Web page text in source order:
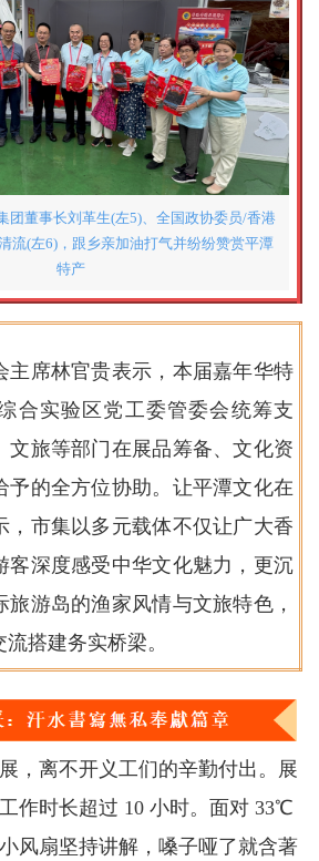
团董事长刘革生(左5)、全国政协委员/香港
流(左6)，跟乡亲加油打气并纷纷赞赏平潭
特产
主席林官贵表示，本届嘉年华特
合实验区党工委管委会统筹支
文旅等部门在展品筹备、文化资
予的全方位协助。让平潭文化在
，市集以多元载体不仅让广大香
客深度感受中华文化魅力，更沉
游岛的渔家风情与文旅特色，
搭建务实桥梁。
，离不开义工们的辛勤付出。展
作时长超过 10 小时。面对 33℃
风扇坚持讲解，嗓子哑了就含著